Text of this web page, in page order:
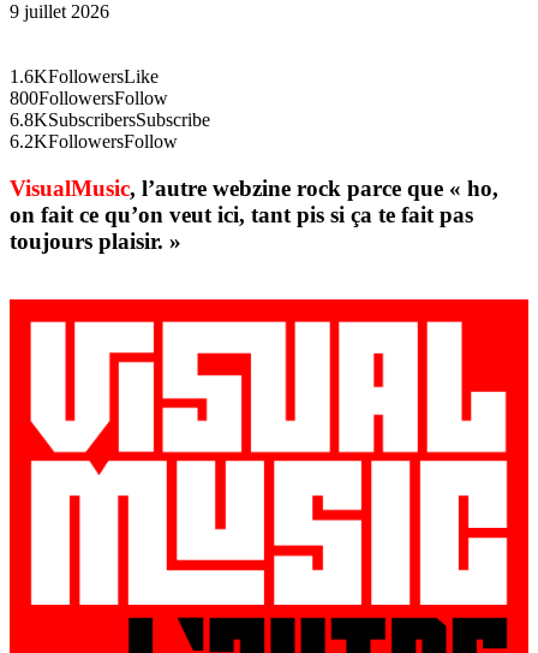
9 juillet 2026
1.6KFollowersLike
800FollowersFollow
6.8KSubscribersSubscribe
6.2KFollowersFollow
VisualMusic, l’autre webzine rock parce que « ho,
on fait ce qu’on veut ici, tant pis si ça te fait pas
toujours plaisir. »